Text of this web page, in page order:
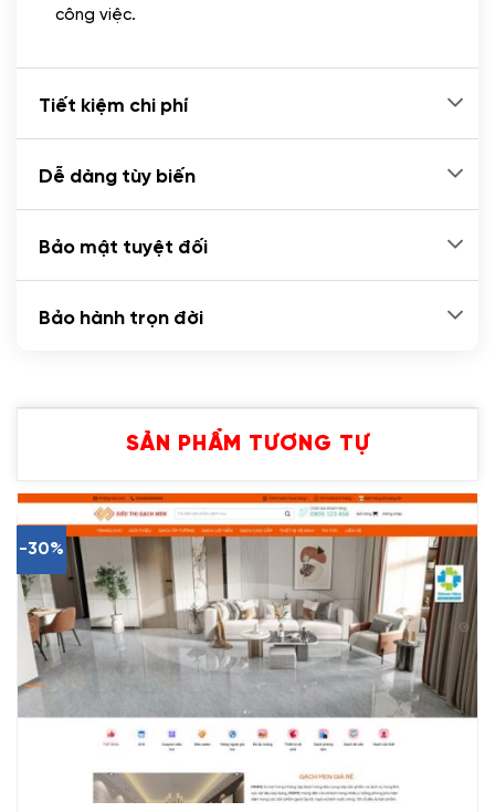
Cài plugin xử lý thanh toán tự động qua
công việc.
Tiết kiệm chi phí
Dễ dàng tùy biến
Bảo mật tuyệt đối
Bảo hành trọn đời
SẢN PHẨM TƯƠNG TỰ
-30%